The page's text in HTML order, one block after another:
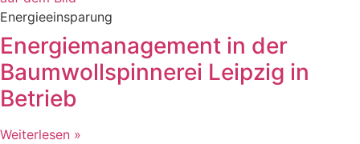
Energieeinsparung
Energiemanagement in der
Baumwollspinnerei Leipzig in
Betrieb
Weiterlesen »